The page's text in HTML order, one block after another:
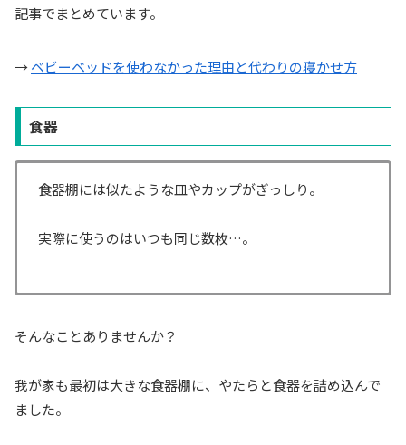
記事でまとめています。
→ベビーベッドを使わなかった理由と代わりの寝かせ方
食器
食器棚には似たような皿やカップがぎっしり。
実際に使うのはいつも同じ数枚…。
そんなことありませんか？
我が家も最初は大きな食器棚に、やたらと食器を詰め込んで
ました。